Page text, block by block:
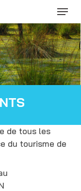
Menu
de tous les
du tourisme de
Close
Menu